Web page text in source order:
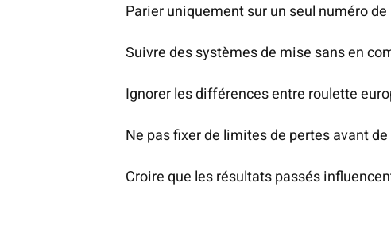
Parier uniquement sur un seul numéro
Suivre des systèmes de mise sans en
Ignorer les différences entre roulette
Ne pas fixer de limites de pertes avant
Croire que les résultats passés